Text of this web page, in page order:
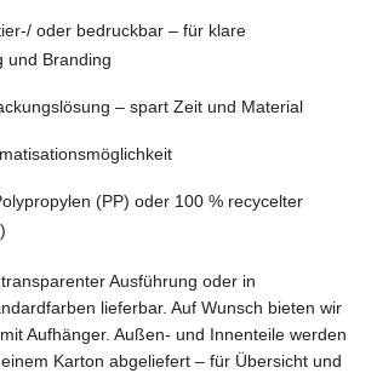
oder bedruckbar – für klare
und Branding
– spart Zeit und Material
(PP) oder 100 % recycelter
Ausführung oder in
lieferbar. Auf Wunsch bieten wir
Aufhänger. Außen- und Innenteile werden
Karton abgeliefert – für Übersicht und